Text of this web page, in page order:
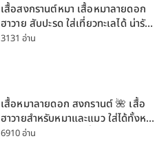
เสื้อสงกรานต์หมา เสื้อหมาลายดอก
ฮาวาย สับปะรด ใส่เที่ยวทะเลได้ น่ารัก
ใส่ได้ทั้งหมาเล็กและหมาใหญ่
3131 อ่าน
เสื้อหมาลายดอก สงกรานต์ 🌺 เสื้อ
ฮาวายสำหรับหมาและแมว ใส่ได้ทั้งหมา
เล็กและหมาใหญ่ ใส่เที่ยวทะเลน่ารัก
6910 อ่าน